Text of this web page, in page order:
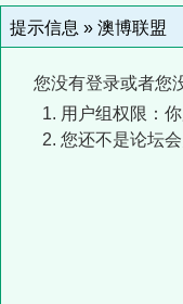
提示信息 » 澳博联盟
您没有登录或者您
用户组权限：
您还不是论坛